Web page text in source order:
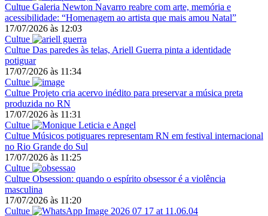
Cultue Galeria Newton Navarro reabre com arte, memória e
acessibilidade: “Homenagem ao artista que mais amou Natal”
17/07/2026 às 12:03
Cultue
Cultue Das paredes às telas, Ariell Guerra pinta a identidade
potiguar
17/07/2026 às 11:34
Cultue
Cultue Projeto cria acervo inédito para preservar a música preta
produzida no RN
17/07/2026 às 11:31
Cultue
Cultue Músicos potiguares representam RN em festival internacional
no Rio Grande do Sul
17/07/2026 às 11:25
Cultue
Cultue Obsession: quando o espírito obsessor é a violência
masculina
17/07/2026 às 11:20
Cultue